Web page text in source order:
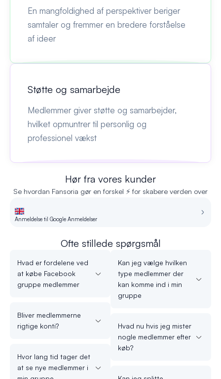
En mangfoldighed af perspektiver beriger
samtaler og fremmer en bredere forståelse
af ideer
Støtte og samarbejde
Medlemmer giver støtte og samarbejder,
hvilket opmuntrer til personlig og
professionel vækst
Hør fra vores kunder
Se hvordan Fansoria gør en forskel ⚡ for skabere verden over
Anmeldelse til Google Anmeldelser
Ofte stillede spørgsmål
Hvad er fordelene ved
at købe Facebook
gruppe medlemmer
Bliver medlemmerne
rigtige konti?
Hvor lang tid tager det
at se nye medlemmer i
Kan jeg vælge hvilken
type medlemmer der
kan komme ind i min
gruppe
Hvad nu hvis jeg mister
nogle medlemmer efter
køb?